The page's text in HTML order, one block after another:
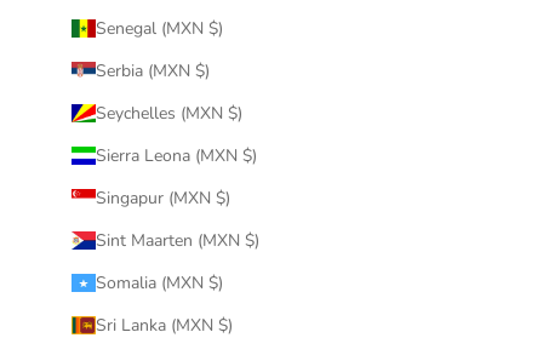
Senegal (MXN $)
Serbia (MXN $)
Seychelles (MXN $)
Sierra Leona (MXN $)
Singapur (MXN $)
Sint Maarten (MXN $)
Somalia (MXN $)
Sri Lanka (MXN $)